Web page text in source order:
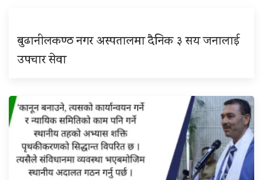
बुढानीलकण्ठ नगर अस्पतालमा दैनिक ३ सय जनालाई
उपचार सेवा